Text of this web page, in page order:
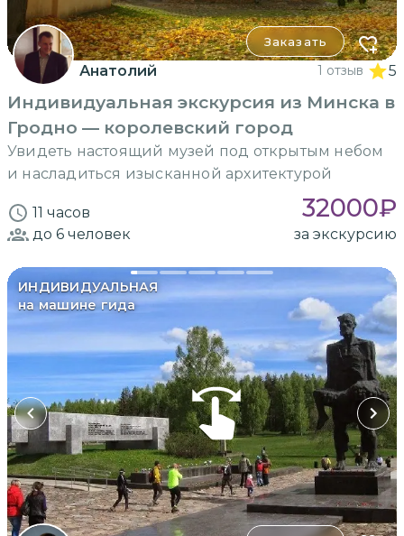
Заказать
Анатолий 1 отзыв 5
Индивидуальная экскурсия из Минска в
Гродно — королевский город
Увидеть настоящий музей под открытым небом
и насладиться изысканной архитектурой
11 часов 32000₽
до 6 человек за экскурсию
ИНДИВИДУАЛЬНАЯ
на машине гида